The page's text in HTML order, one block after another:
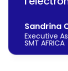
Sandrina
Executive
SMT AFRICA